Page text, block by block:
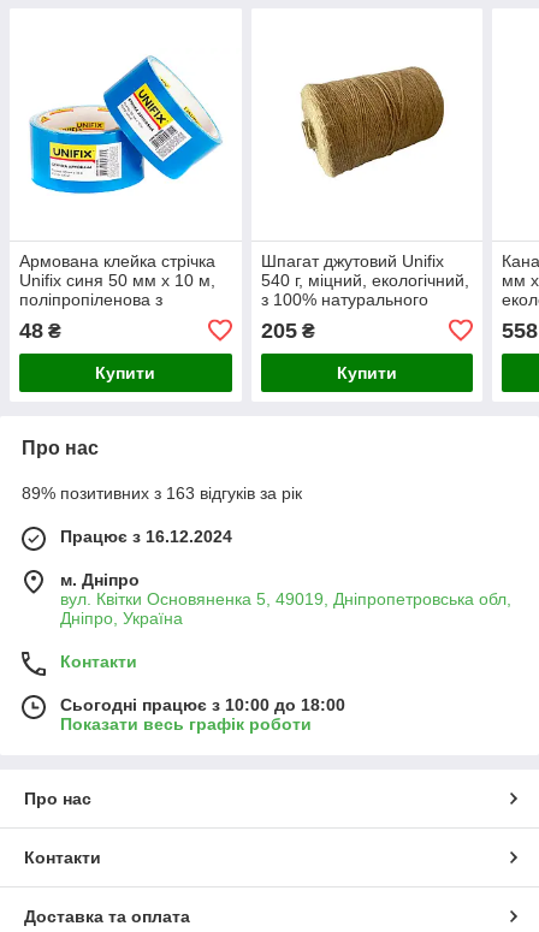
Армована клейка стрічка
Unifix синя 50 мм x 10 м,
поліпропіленова з
48 ₴
Купити
Шпагат джутовий Unifix
540 г, міцний, екологічний,
з 100% натурального
професійного
застосування
205₴
Купити
мм
558
Про нас
89% позитивних з 163 відгуків за рік
Працює з 16.12.2024
м. Дніпро
вул. Квітки Основяненка 5, 49019, Дніпропетровська обл,
Дніпро, Україна
Контакти
Сьогодні працює з 10:00 до 18:00
Показати весь графік роботи
Про нас
Контакти
Доставка та оплата